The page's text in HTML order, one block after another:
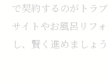
で契約するのがトラ
サイトやお風呂リフ
し、賢く進めましょう